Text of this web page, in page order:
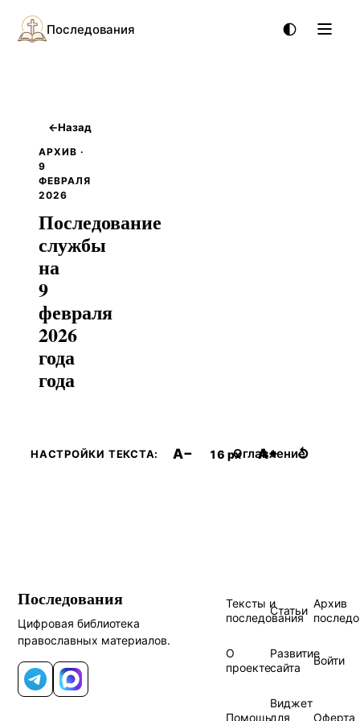
Последования
←Назад
АРХИВ ·
9
ФЕВРАЛЯ
2026
Последование
службы
на
9
февраля
2026
года
года
НАСТРОЙКИ ТЕКСТА: A− 16 px A+ ↺
Оглавление
Последования
Цифровая библиотека
православных материалов.
Telegram
MAX
Тексты и
последования
Статьи
Архив
О
проекте
Развитие
сайта
Войти
Помощь
Виджет
для
Оферта